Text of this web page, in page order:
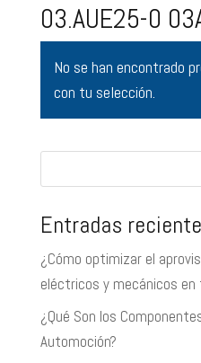
03.AUE25-0
No se han encontrado
con tu selección.
Entradas
¿Cómo optimizar el
eléctricos y mecánicos en
¿Qué Son los
Automoción?